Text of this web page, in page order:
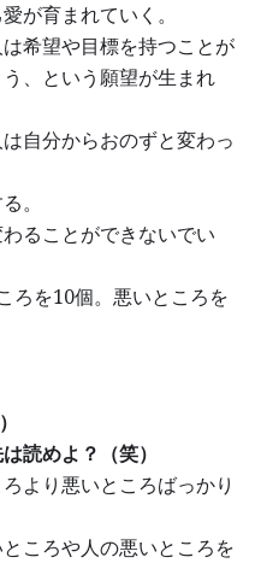
が育まれていく。
希望や目標を持つことが
、という願望が生まれ
自分からおのずと変わっ
。
ることができないでい
ろを10個。悪いところを
読めよ？（笑）
より悪いところばっかり
ころや人の悪いところを